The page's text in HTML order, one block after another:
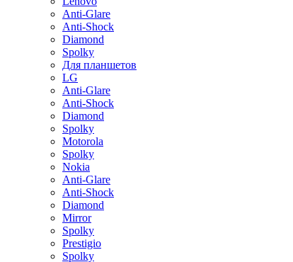
Anti-Glare
Anti-Shock
Diamond
Spolky
Для планшетов
LG
Anti-Glare
Anti-Shock
Diamond
Spolky
Motorola
Spolky
Nokia
Anti-Glare
Anti-Shock
Diamond
Mirror
Spolky
Prestigio
Spolky